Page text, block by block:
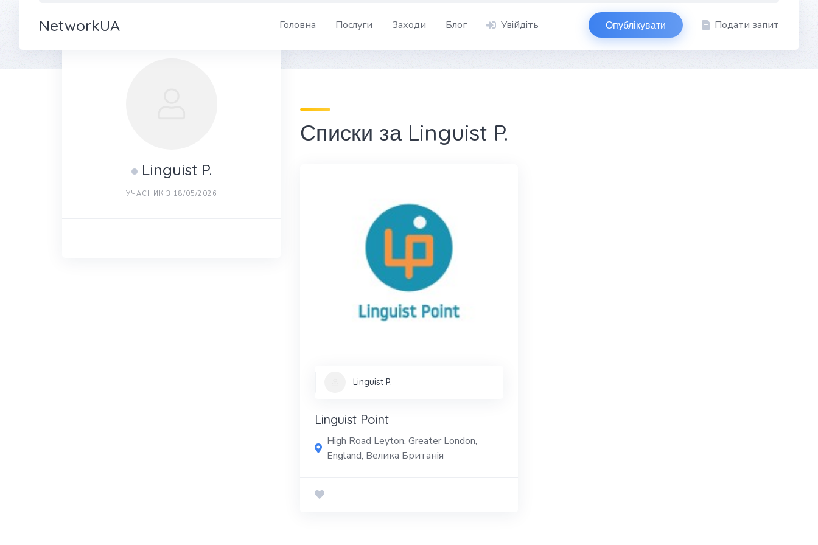
NetworkUA Головна Послуги Заходи Блог Увійдіть Опублікувати Подати запит
Linguist P.
УЧАСНИК З 18/05/2026
Списки за Linguist P.
Linguist P.
Linguist Point
High Road Leyton, Greater London,
England, Велика Британія